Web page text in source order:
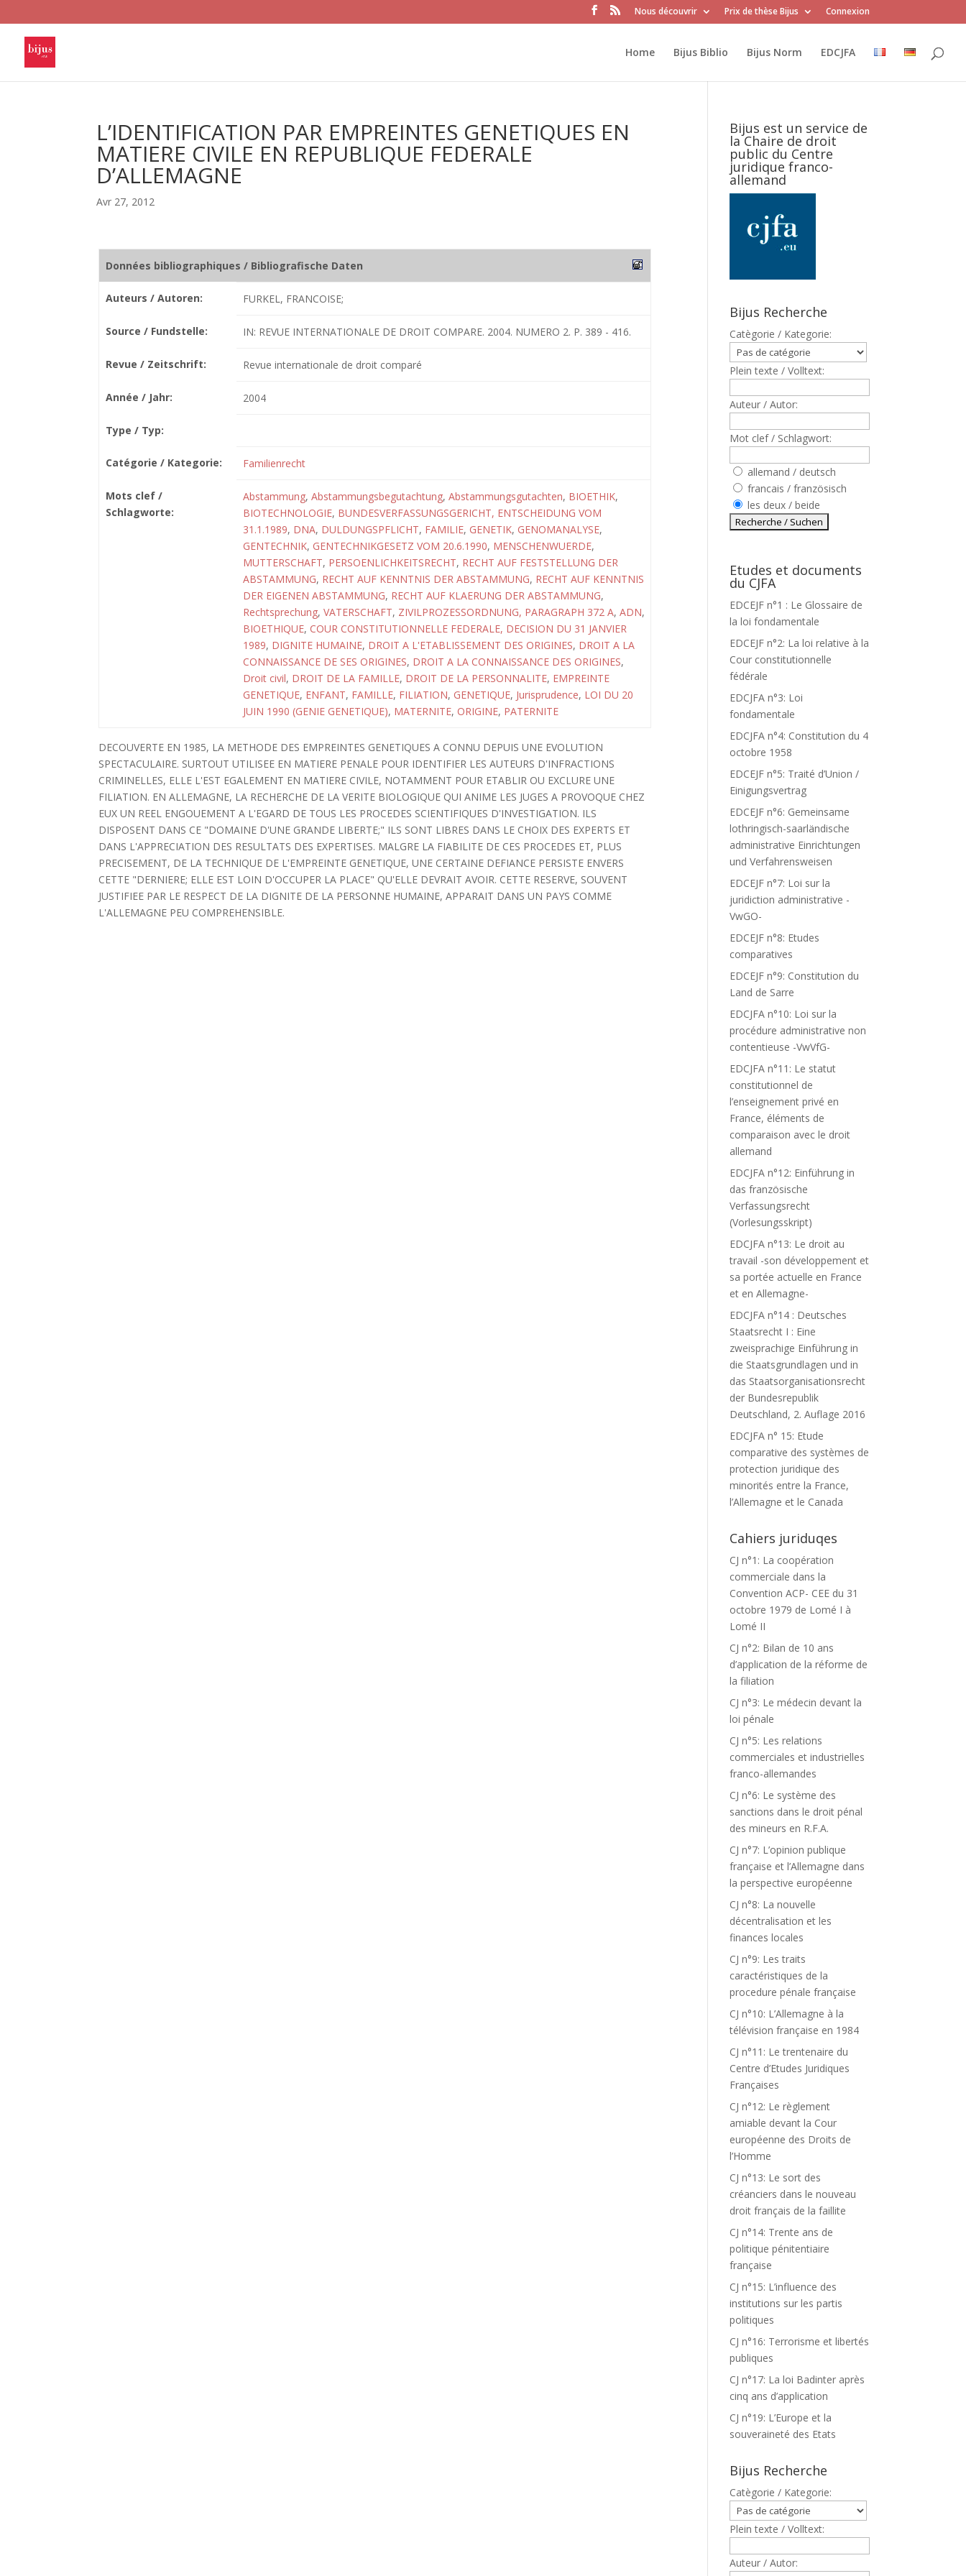
Nous découvrir Prix de thèse Bijus Connexion
Home Bijus Biblio Bijus Norm EDCJFA
L’IDENTIFICATION PAR EMPREINTES GENETIQUES EN
MATIERE CIVILE EN REPUBLIQUE FEDERALE
D’ALLEMAGNE
Avr 27, 2012
Données bibliographiques / Bibliografische Daten
Auteurs / Autoren: FURKEL, FRANCOISE;
Source / Fundstelle: IN: REVUE INTERNATIONALE DE DROIT COMPARE. 2004. NUMERO 2. P. 389 - 416.
Revue / Zeitschrift: Revue internationale de droit comparé
Année / Jahr: 2004
Type / Typ:
Catégorie / Kategorie: Familienrecht
Mots clef /
Schlagworte:
Abstammung, Abstammungsbegutachtung, Abstammungsgutachten, BIOETHIK,
BIOTECHNOLOGIE, BUNDESVERFASSUNGSGERICHT, ENTSCHEIDUNG VOM
31.1.1989, DNA, DULDUNGSPFLICHT, FAMILIE, GENETIK, GENOMANALYSE,
GENTECHNIK, GENTECHNIKGESETZ VOM 20.6.1990, MENSCHENWUERDE,
MUTTERSCHAFT, PERSOENLICHKEITSRECHT, RECHT AUF FESTSTELLUNG DER
ABSTAMMUNG, RECHT AUF KENNTNIS DER ABSTAMMUNG, RECHT AUF KENNTNIS
DER EIGENEN ABSTAMMUNG, RECHT AUF KLAERUNG DER ABSTAMMUNG,
Rechtsprechung, VATERSCHAFT, ZIVILPROZESSORDNUNG, PARAGRAPH 372 A, ADN,
BIOETHIQUE, COUR CONSTITUTIONNELLE FEDERALE, DECISION DU 31 JANVIER
1989, DIGNITE HUMAINE, DROIT A L'ETABLISSEMENT DES ORIGINES, DROIT A LA
CONNAISSANCE DE SES ORIGINES, DROIT A LA CONNAISSANCE DES ORIGINES,
Droit civil, DROIT DE LA FAMILLE, DROIT DE LA PERSONNALITE, EMPREINTE
GENETIQUE, ENFANT, FAMILLE, FILIATION, GENETIQUE, Jurisprudence, LOI DU 20
JUIN 1990 (GENIE GENETIQUE), MATERNITE, ORIGINE, PATERNITE
DECOUVERTE EN 1985, LA METHODE DES EMPREINTES GENETIQUES A CONNU DEPUIS UNE EVOLUTION
SPECTACULAIRE. SURTOUT UTILISEE EN MATIERE PENALE POUR IDENTIFIER LES AUTEURS D'INFRACTIONS
CRIMINELLES, ELLE L'EST EGALEMENT EN MATIERE CIVILE, NOTAMMENT POUR ETABLIR OU EXCLURE UNE
FILIATION. EN ALLEMAGNE, LA RECHERCHE DE LA VERITE BIOLOGIQUE QUI ANIME LES JUGES A PROVOQUE CHEZ
EUX UN REEL ENGOUEMENT A L'EGARD DE TOUS LES PROCEDES SCIENTIFIQUES D'INVESTIGATION. ILS
DISPOSENT DANS CE "DOMAINE D'UNE GRANDE LIBERTE;" ILS SONT LIBRES DANS LE CHOIX DES EXPERTS ET
DANS L'APPRECIATION DES RESULTATS DES EXPERTISES. MALGRE LA FIABILITE DE CES PROCEDES ET, PLUS
PRECISEMENT, DE LA TECHNIQUE DE L'EMPREINTE GENETIQUE, UNE CERTAINE DEFIANCE PERSISTE ENVERS
CETTE "DERNIERE; ELLE EST LOIN D'OCCUPER LA PLACE" QU'ELLE DEVRAIT AVOIR. CETTE RESERVE, SOUVENT
JUSTIFIEE PAR LE RESPECT DE LA DIGNITE DE LA PERSONNE HUMAINE, APPARAIT DANS UN PAYS COMME
L'ALLEMAGNE PEU COMPREHENSIBLE.
Bijus est un service de
la Chaire de droit
public du Centre
juridique franco-
allemand
Bijus Recherche
Catègorie / Kategorie:
Plein texte / Volltext:
Auteur / Autor:
Mot clef / Schlagwort:
allemand / deutsch
francais / französisch
les deux / beide
Etudes et documents
du CJFA
EDCEJF n°1 : Le Glossaire de
la loi fondamentale
EDCEJF n°2: La loi relative à la
Cour constitutionnelle
fédérale
EDCJFA n°3: Loi
fondamentale
EDCJFA n°4: Constitution du 4
octobre 1958
EDCEJF n°5: Traité d’Union /
Einigungsvertrag
EDCEJF n°6: Gemeinsame
lothringisch-saarländische
administrative Einrichtungen
und Verfahrensweisen
EDCEJF n°7: Loi sur la
juridiction administrative -
VwGO-
EDCEJF n°8: Etudes
comparatives
EDCEJF n°9: Constitution du
Land de Sarre
EDCJFA n°10: Loi sur la
procédure administrative non
contentieuse -VwVfG-
EDCJFA n°11: Le statut
constitutionnel de
l’enseignement privé en
France, éléments de
comparaison avec le droit
allemand
EDCJFA n°12: Einführung in
das französische
Verfassungsrecht
(Vorlesungsskript)
EDCJFA n°13: Le droit au
travail -son développement et
sa portée actuelle en France
et en Allemagne-
EDCJFA n°14 : Deutsches
Staatsrecht I : Eine
zweisprachige Einführung in
die Staatsgrundlagen und in
das Staatsorganisationsrecht
der Bundesrepublik
Deutschland, 2. Auflage 2016
EDCJFA n° 15: Etude
comparative des systèmes de
protection juridique des
minorités entre la France,
l’Allemagne et le Canada
Cahiers juriduqes
CJ n°1: La coopération
commerciale dans la
Convention ACP- CEE du 31
octobre 1979 de Lomé I à
Lomé II
CJ n°2: Bilan de 10 ans
d’application de la réforme de
la filiation
CJ n°3: Le médecin devant la
loi pénale
CJ n°5: Les relations
commerciales et industrielles
franco-allemandes
CJ n°6: Le système des
sanctions dans le droit pénal
des mineurs en R.F.A.
CJ n°7: L’opinion publique
française et l’Allemagne dans
la perspective européenne
CJ n°8: La nouvelle
décentralisation et les
finances locales
CJ n°9: Les traits
caractéristiques de la
procedure pénale française
CJ n°10: L’Allemagne à la
télévision française en 1984
CJ n°11: Le trentenaire du
Centre d’Etudes Juridiques
Françaises
CJ n°12: Le règlement
amiable devant la Cour
européenne des Droits de
l’Homme
CJ n°13: Le sort des
créanciers dans le nouveau
droit français de la faillite
CJ n°14: Trente ans de
politique pénitentiaire
française
CJ n°15: L’influence des
institutions sur les partis
politiques
CJ n°16: Terrorisme et libertés
publiques
CJ n°17: La loi Badinter après
cinq ans d’application
CJ n°19: L’Europe et la
souveraineté des Etats
Bijus Recherche
Catègorie / Kategorie:
Plein texte / Volltext:
Auteur / Autor: